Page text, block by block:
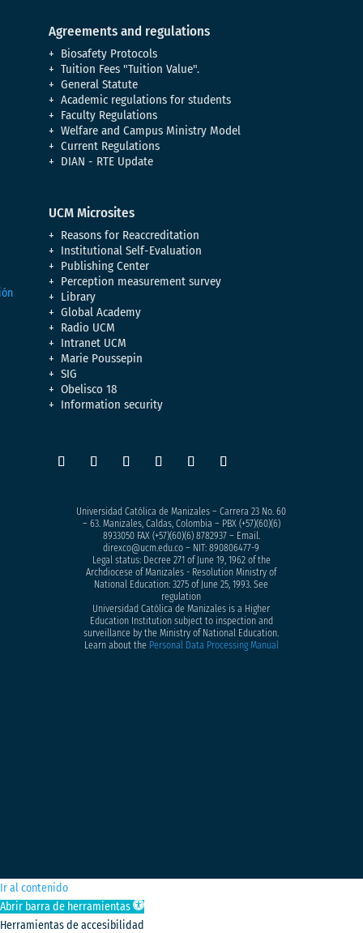
Agreements and regulations
Biosafety Protocols
Tuition Fees "Tuition Value".
General Statute
Academic regulations for students
Faculty Regulations
Welfare and Campus Ministry Model
Current Regulations
DIAN - RTE Update
UCM Microsites
Reasons for Reaccreditation
Institutional Self-Evaluation
Publishing Center
Perception measurement survey
Library
Global Academy
Radio UCM
Intranet UCM
Marie Poussepin
SIG
Obelisco 18
Information security
Universidad Católica de Manizales – Carrera 23 No. 60
– 63. Manizales, Caldas, Colombia – PBX (+57)(60)(6)
8933050FAX (+57)(60)(6) 8782937 – Email.
direxco@ucm.edu.co – NIT: 890806477-9
Legal status: Decree 271 of June 19, 1962 of the
Archdiocese of Manizales - Resolution Ministry of
National Education: 3275 of June 25, 1993. See
regulation
Universidad Católica de Manizales is a Higher
Education Institution subject to inspection and
surveillance by the Ministry of National Education.
Learn about the Personal Data Processing Manual
Ir al contenido
Abrir barra de herramientas
Herramientas de accesibilidad